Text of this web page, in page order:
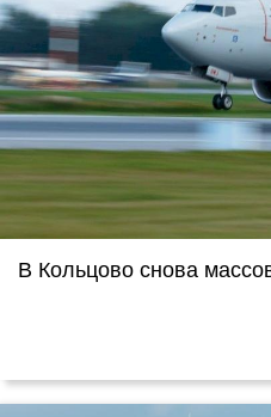
В Кольцово снова